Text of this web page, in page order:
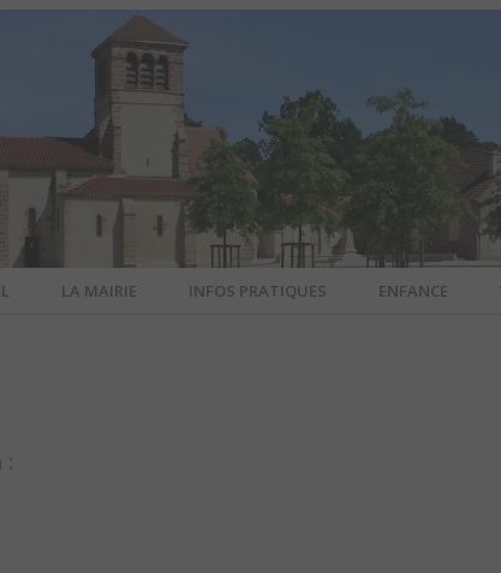
SUR-
DE
LA MAIRIE INFOS PRATIQUES ENFANCE
: